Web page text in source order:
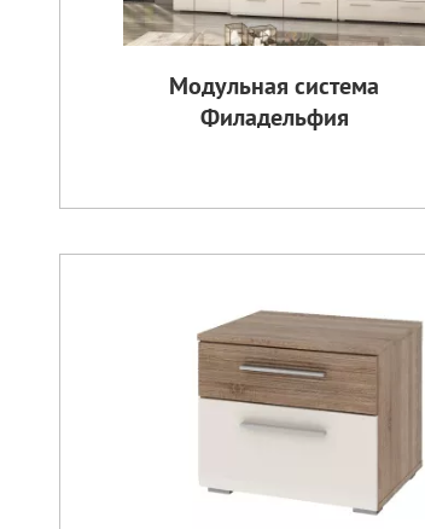
Модульная система
Филадельфия